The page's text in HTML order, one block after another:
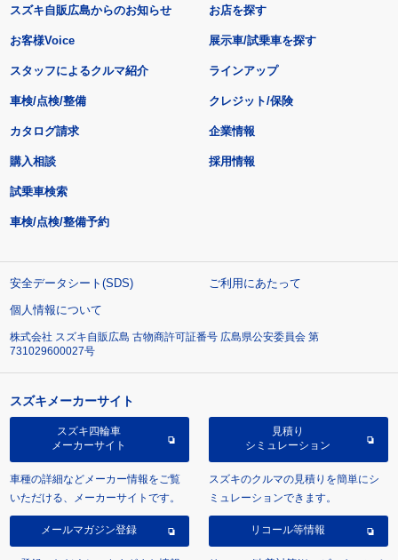
スズキ自販広島からのお知らせ
お客様Voice
スタッフによるクルマ紹介
お店を探す
展示車/試乗車を探す
ラインアップ
車検/点検/整備 クレジット/保険
カタログ請求
購入相談
試乗車検索
車検/点検/整備予約
企業情報
採用情報
安全データシート(SDS)
ご利用にあたって
個人情報について
株式会社 スズキ自販広島 古物商許可証番号 広島県公安委員会 第
731029600027号
スズキメーカーサイト
スズキ四輪車
メーカーサイト
車種の詳細などメーカー情報をご覧
いただける、メーカーサイトです。
見積り
シミュレーション
スズキのクルマの見積りを簡単にシ
ミュレーションできます。
メールマガジン登録 リコール等情報